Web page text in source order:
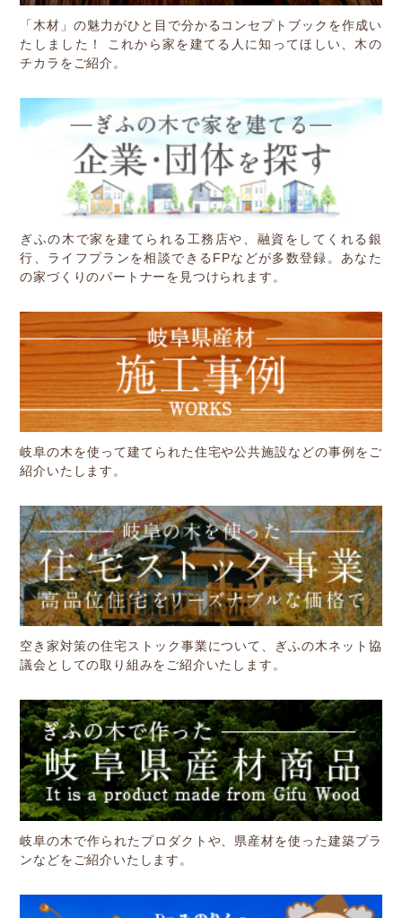
「木材」の魅力がひと目で分かるコンセプトブックを作成い
たしました！ これから家を建てる人に知ってほしい、木の
チカラをご紹介。
ぎふの木で家を建てられる工務店や、融資をしてくれる銀
行、ライフプランを相談できるFPなどが多数登録。あなた
の家づくりのパートナーを見つけられます。
岐阜の木を使って建てられた住宅や公共施設などの事例をご
紹介いたします。
空き家対策の住宅ストック事業について、ぎふの木ネット協
議会としての取り組みをご紹介いたします。
岐阜の木で作られたプロダクトや、県産材を使った建築プラ
ンなどをご紹介いたします。